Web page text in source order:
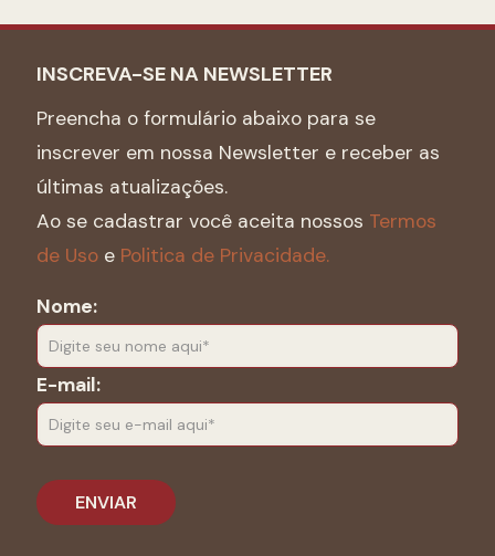
INSCREVA-SE NA NEWSLETTER
Preencha o formulário abaixo para se
inscrever em nossa Newsletter e receber as
últimas atualizações.
Ao se cadastrar você aceita nossos Termos
de Uso e Politica de Privacidade.
Nome:
E-mail: